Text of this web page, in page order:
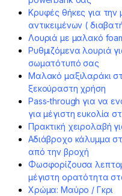
Κρυφές θήκες για
αντικειμένων (
Λουριά με μαλακό
Ρυθμιζόμενα λουριά
σωματότυπό σας
Μαλακό μαξιλαράκι
ξεκούραστη χρήση
Ρass-through για να
για μέγιστη ευκολία
Πρακτική χειρολαβή
Αδιάβροχο κάλυμμα
από την βροχή
Φωσφορίζουσα
μέγιστη ορατότητα
Χρώμα: Μαύρο / Γκρι